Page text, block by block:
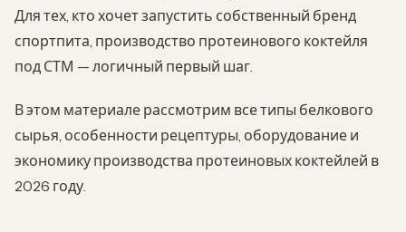
Для тех, кто хочет запустить собственный бренд
спортпита, производство протеинового коктейля
под СТМ — логичный первый шаг.
В этом материале рассмотрим все типы белкового
сырья, особенности рецептуры, оборудование и
экономику производства протеиновых коктейлей в
2026 году.